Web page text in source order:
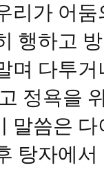
리가 어
행하고
며 다투
정욕을
말씀은
탕자에